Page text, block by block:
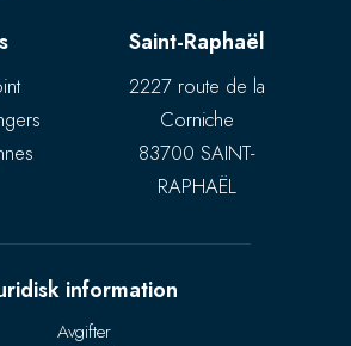
Saint-Raphaël
2227 route de la
Corniche
83700 SAINT-
RAPHAËL
information
Avgifter